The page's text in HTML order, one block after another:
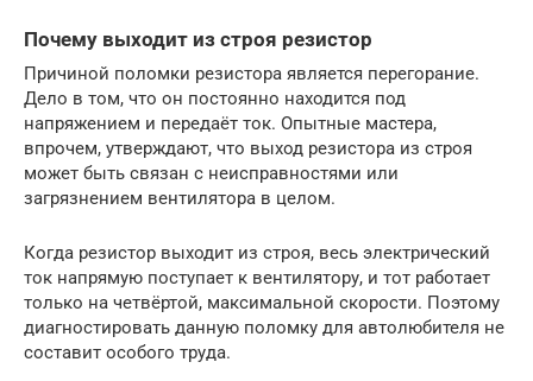
Почему выходит из строя резистор
Причиной поломки резистора является перегорание.
Дело в том, что он постоянно находится под
напряжением и передаёт ток. Опытные мастера,
впрочем, утверждают, что выход резистора из строя
может быть связан с неисправностями или
загрязнением вентилятора в целом.
Когда резистор выходит из строя, весь электрический
ток напрямую поступает к вентилятору, и тот работает
только на четвёртой, максимальной скорости. Поэтому
диагностировать данную поломку для автолюбителя не
составит особого труда.